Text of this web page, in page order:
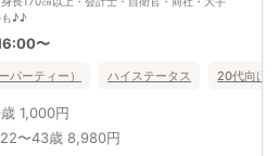
も♪♪
婚活にピッタリ♪♪
す。素敵な異性と時間を楽しく過ごせます♪
して頂き、連絡先の交換も自由です♪
ので、ご安心してご参加下さい♪
ます。
』とお伝えください。受付まで案内させて
〜
パーティー） ハイステータス 20代向け
1,000円
22〜43歳 8,980円